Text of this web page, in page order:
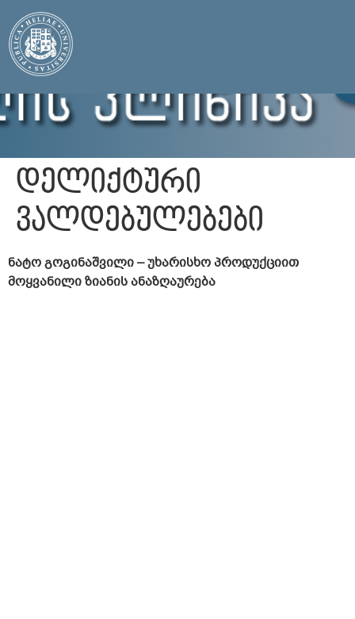
დელიქტური
ვალდებულებები
ნატო გოგინაშვილი – უხარისხო პროდუქციით
მოყვანილი ზიანის ანაზღაურება